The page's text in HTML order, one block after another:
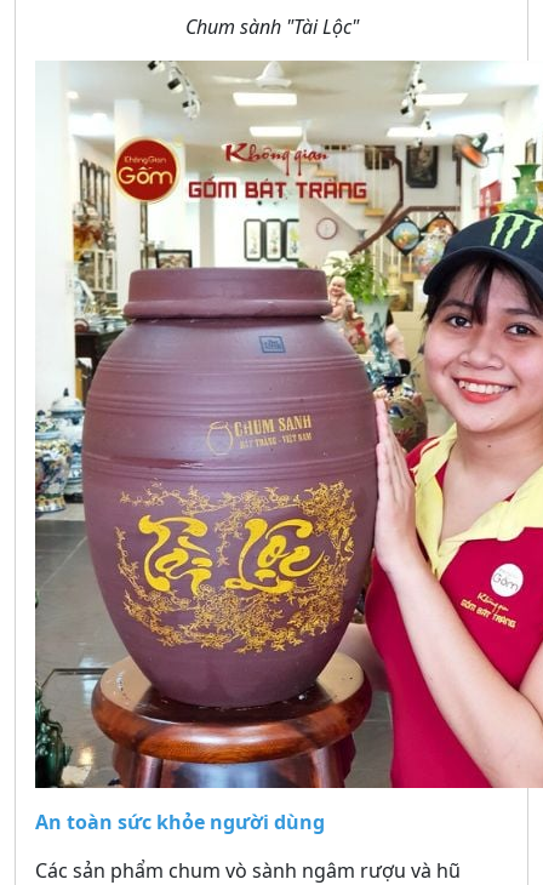
Chum sành "Tài Lộc"
An toàn sức khỏe người dùng
Các sản phẩm chum vò sành ngâm rượu và hũ